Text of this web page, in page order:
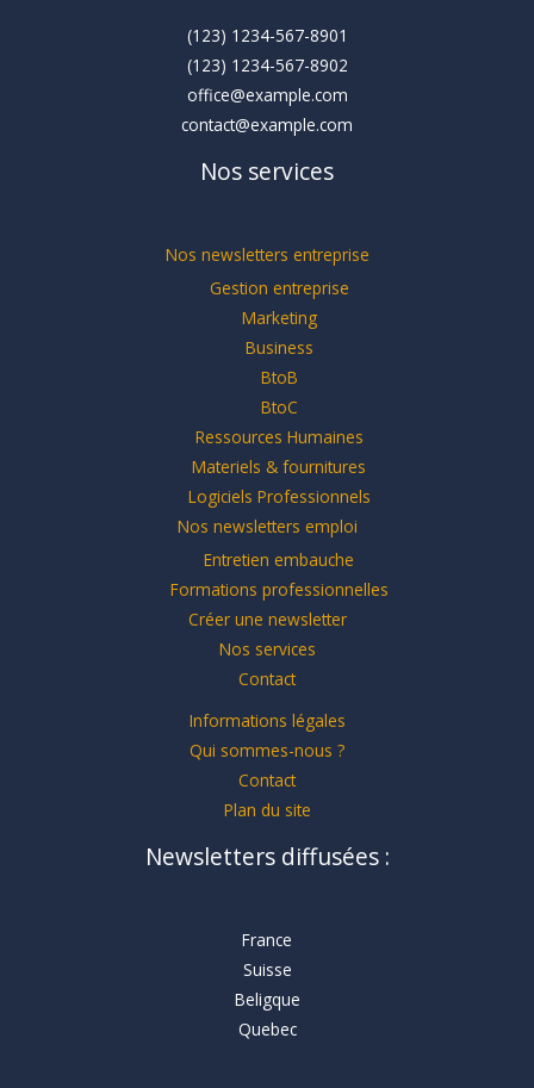
(123) 1234-567-8901
(123) 1234-567-8902
office@example.com
contact@example.com
Nos services
Nos newsletters entreprise
Gestion entreprise
Marketing
Business
BtoB
BtoC
Ressources Humaines
Materiels & fournitures
Logiciels Professionnels
Nos newsletters emploi
Entretien embauche
Formations professionnelles
Créer une newsletter
Nos services
Contact
Informations légales
Qui sommes-nous ?
Contact
Plan du site
Newsletters diffusées :
France
Suisse
Beligque
Quebec